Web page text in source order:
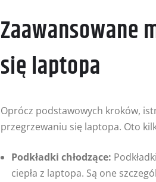
Zaawansowane
się laptopa
Oprócz podstawowych kroków,
przegrzewaniu się laptopa. Oto
Podkładki chłodzące:
ciepła z laptopa. Są one